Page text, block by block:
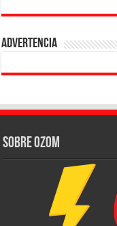
Advertencia
Sobre Ozom